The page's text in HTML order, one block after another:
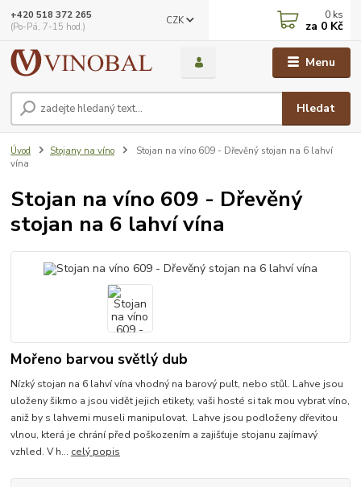
Menu
CZK
Hledat
+420 518 372 265
(Po-Pá, 7-15 hod.)
0 ks
za 0 Kč
Úvod Stojany na víno
Stojan na víno 609 - Dřevěný stojan na 6 lahví
vína
Stojan na víno 609 - Dřevěný
stojan na 6 lahví vína
Mořeno barvou světlý dub
Nízký stojan na 6 lahví vína vhodný na barový pult, nebo stůl. Lahve jsou
uloženy šikmo a jsou vidět jejich etikety, vaši hosté si tak mou vybrat víno,
aniž by s lahvemi museli manipulovat. Lahve jsou podloženy dřevitou
vlnou, která je chrání před poškozením a zajišťuje stojanu zajímavý
vzhled. V h... celý popis